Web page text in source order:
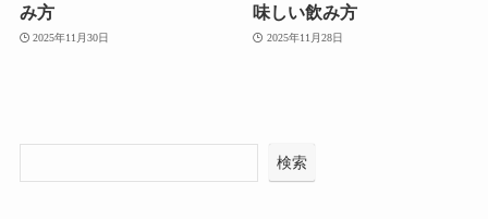
み方
2025年11月30日
味しい飲み方
2025年11月28日
検索